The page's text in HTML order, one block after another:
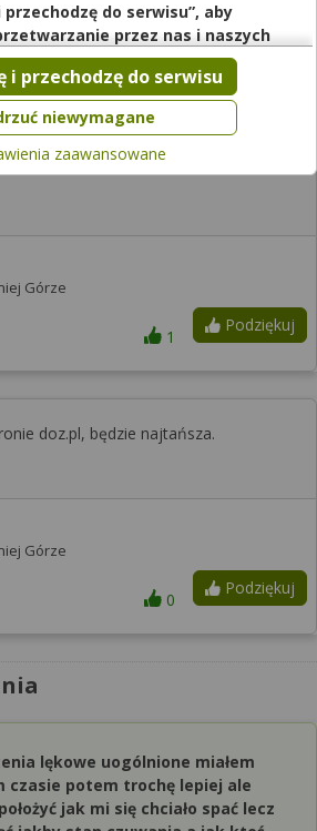
Podziękuj
1
poradnia ginekologiczna znajduje szie w
spirale trzeba dowiedziec sie
Górze
Podziękuj
1
doz.pl, będzie najtańsza.
Górze
Podziękuj
0
lękowe uogólnione miałem
czasie potem trochę lepiej ale
jak mi się chciało spać lecz
do serwisu”, aby
przez nas i naszych
w powyższych celach.
zgody jest dobrowolne, a wyrażoną
chwili cofnąć, możesz też wycofać
Twoich danych tylko w niektórych
się więcej lub chcesz
zaawansowanych”.
wykorzystywania narzędzi
serwisie znajdziesz w
niewymagane
i przechodzę do serwisu
zaawansowane